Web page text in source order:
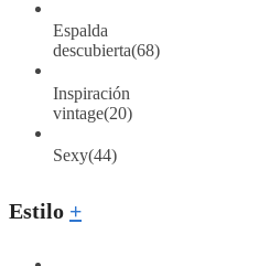
Espalda
descubierta(68)
Inspiración
vintage(20)
Sexy(44)
Estilo +